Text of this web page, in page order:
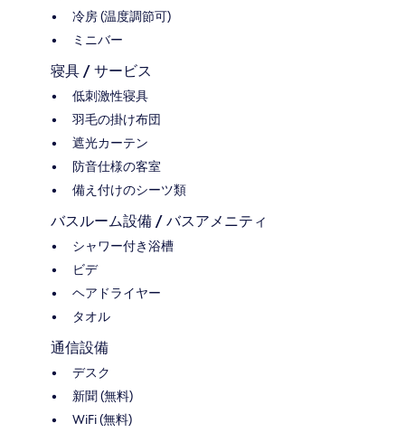
冷房 (温度調節可)
ミニバー
寝具 / サービス
低刺激性寝具
羽毛の掛け布団
遮光カーテン
防音仕様の客室
備え付けのシーツ類
バスルーム設備 / バスアメニティ
シャワー付き浴槽
ビデ
ヘアドライヤー
タオル
通信設備
デスク
新聞 (無料)
WiFi (無料)